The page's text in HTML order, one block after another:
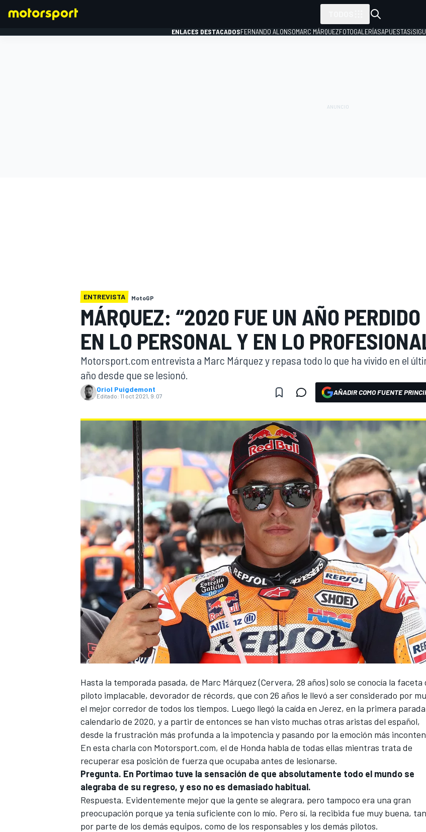
WEC
ENLACES DESTACADOSFERNANDO ALONSOMARC MÁRQUEZFOTOGALERÍASAPUESTAS
ENTREVISTA MotoGP
MÁRQUEZ: “2020 FUE UN AÑO PERDIDO
EN LO PERSONAL Y EN LO
Motorsport.com entrevista a Marc Márquez y repasa todo lo que ha vivido en el
año desde que se lesionó.
Oriol Puigdemont
Editado: 11 oct 2021, 9:07 AÑADIR COMO FUENTE
Hasta la temporada pasada, de Marc Márquez(Cervera, 28 años) solo se conocía la faceta
piloto implacable, devorador de récords, que con 26 años le llevó a ser considerado por
el mejor corredor de todos los tiempos. Luego llegó la caída en Jerez, en la primera
calendario de 2020, y a partir de entonces se han visto muchas otras aristas del español,
desde la frustración más profunda a la impotencia y pasando por la emoción más
En esta charla con Motorsport.com, el de Honda habla de todas ellas mientras trata de
recuperar esa posición de fuerza que ocupaba antes de lesionarse.
Pregunta. En Portimao tuve la sensación de que absolutamente todo el mundo se
alegraba de su regreso, y eso no es demasiado habitual.
Respuesta. Evidentemente mejor que la gente se alegrara, pero tampoco era una gran
preocupación porque ya tenía suficiente con lo mío. Pero sí, la recibida fue muy buena,
por parte de los demás equipos, como de los responsables y los demás pilotos.